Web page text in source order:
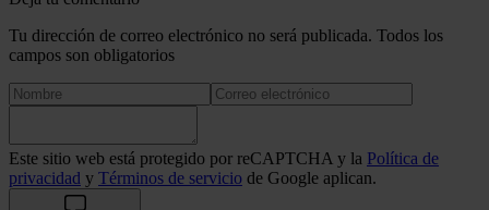
Tu dirección de correo electrónico no será publicada. Todos los
campos son obligatorios
Este sitio web está protegido por reCAPTCHA y la Política de
privacidad y Términos de servicio de Google aplican.